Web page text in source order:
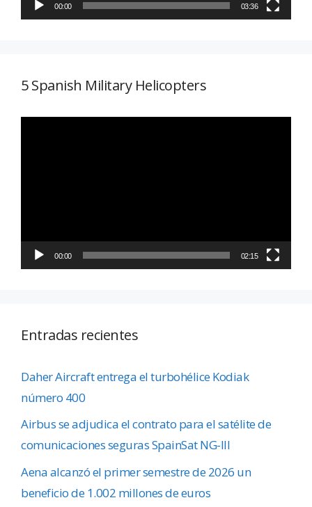
00:00 03:36
5 Spanish Military Helicopters
00:00 02:15
Entradas recientes
Daher Aircraft entrega el turbohélice Kodiak
número 400
Airbus se adjudica el contrato para el satélite de
comunicaciones seguras SpainSat NG-III
Aena alcanzó el primer semestre de 2026 un
beneficio de 1.002 millones de euros